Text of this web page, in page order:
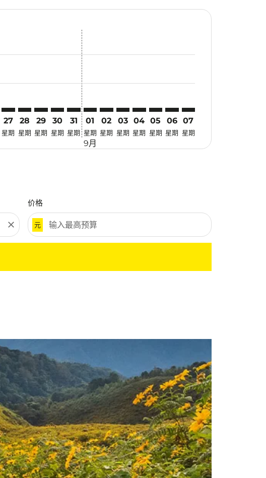
disclaimer. 寻找优惠
offers-disclaimer. 寻找优惠
view-offers-disclaimer. 寻找优惠
cmp-view-offers-disclaimer. 寻找优惠
cmp-view-offers-disclaimer. 寻找优惠
KCH–CNX: cmp-view-offers-disclaimer. 寻找优惠
27
星期
KCH–CNX: cmp-view-offers-disclaimer. 寻找优惠
28
星期
KCH–CNX: cmp-view-offers-disclaimer. 寻找优惠
29
星期
KCH–CNX: cmp-view-offers-disclaimer. 寻找优惠
30
星期
KCH–CNX: cmp-view-offers-disclaimer. 寻找优惠
31
星期
01
星期
9月
02
星期
03
星期
04
星期
05
星期
06
星期
07
星期
close
价格
元